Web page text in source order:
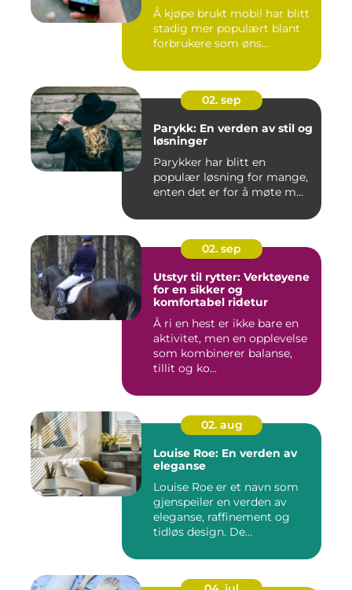
Å kjøpe brukt mobil har blitt
stadig mer populært blant
forbrukere som øns...
02. sep
Parykk: En verden av stil og
løsninger
Parykker har blitt en
populær løsning for mange,
enten det er for å møte m...
02. sep
Utstyr til rytter: Verktøyene
for en sikker og
komfortabel ridetur
Å ri en hest er ikke bare en
aktivitet, men en opplevelse
som kombinerer balanse,
tillit og ko...
02. aug
Louise Roe: En verden av
eleganse
Louise Roe er et navn som
gjenspeiler en verden av
eleganse, raffinement og
tidløs design. De...